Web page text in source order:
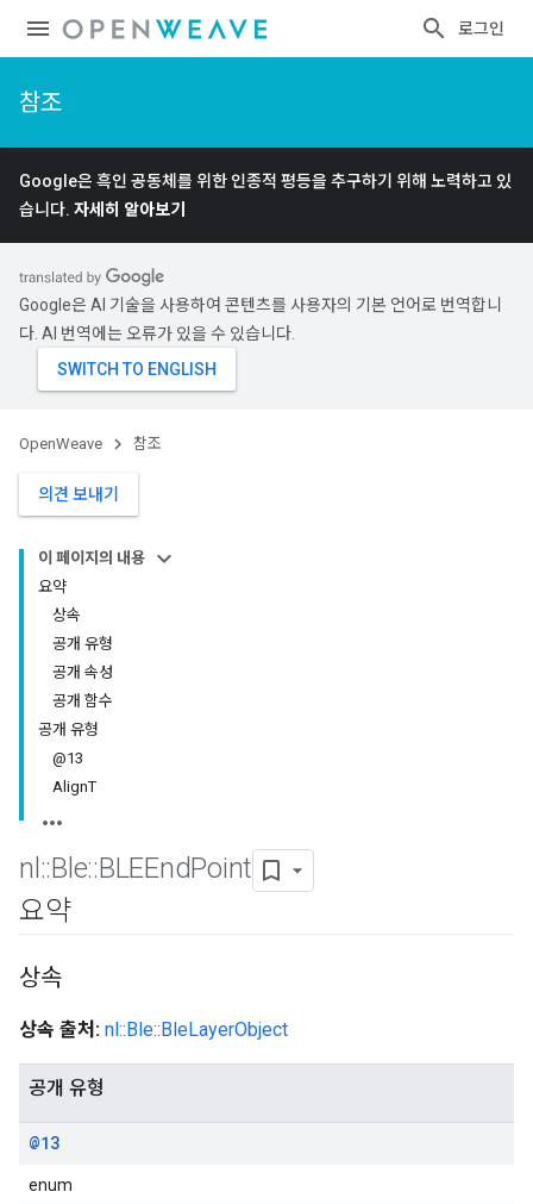
로그인
참조
Google은 흑인 공동체를 위한 인종적 평등을 추구하기 위해 노력하고 있
습니다. 자세히 알아보기
Google은 AI 기술을 사용하여 콘텐츠를 사용자의 기본 언어로 번역합니
다. AI 번역에는 오류가 있을 수 있습니다.
OpenWeave 참조
의견 보내기
이 페이지의 내용
요약
상속
공개 유형
공개 속성
공개 함수
공개 유형
@13
AlignT
nl ::Ble::BLEEndPoint
요약
상속
상속 출처: nl::Ble::BleLayerObject
공개 유형
@13
enum